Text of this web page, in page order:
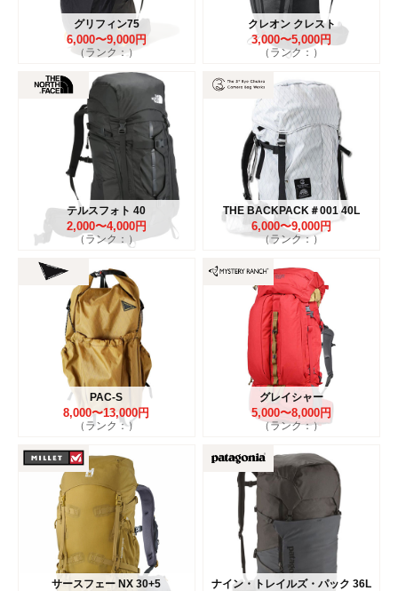
グリフィン75
6,000〜9,000円
（ランク：）
クレオン クレスト
3,000〜5,000円
（ランク：）
テルスフォト 40
2,000〜4,000円
（ランク：）
THE BACKPACK＃001 40L
6,000〜9,000円
（ランク：）
PAC-S
8,000〜13,000円
（ランク：）
グレイシャー
5,000〜8,000円
（ランク：）
サースフェー NX 30+5 ナイン・トレイルズ・パック 36L